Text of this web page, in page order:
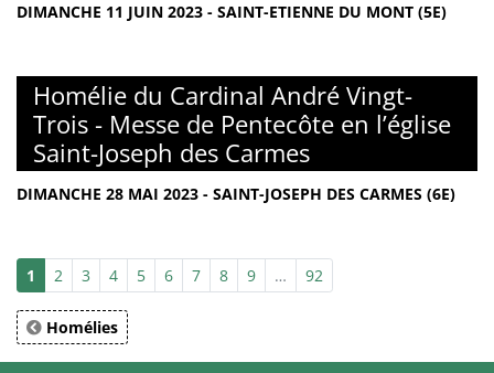
DIMANCHE 11 JUIN 2023 - SAINT-ETIENNE DU MONT (5E)
Homélie du Cardinal André Vingt-
Trois - Messe de Pentecôte en l’église
Saint-Joseph des Carmes
DIMANCHE 28 MAI 2023 - SAINT-JOSEPH DES CARMES (6E)
1 2 3 4 5 6 7 8 9 … 92
Homélies